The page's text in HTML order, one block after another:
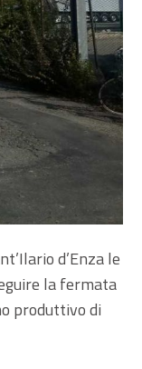
d’Enza le
la fermata
produttivo di